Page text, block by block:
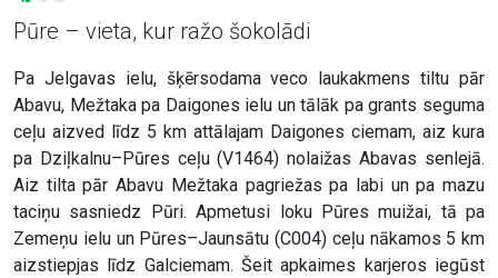
Pūre – vieta, kur ražo šokolādi
Pa Jelgavas ielu, šķērsodama veco laukakmens tiltu pār
Abavu, Mežtaka pa Daigones ielu un tālāk pa grants seguma
ceļu aizved līdz 5 km attālajam Daigones ciemam, aiz kura
pa Dziļkalnu–Pūres ceļu (V1464) nolaižas Abavas senlejā.
Aiz tilta pār Abavu Mežtaka pagriežas pa labi un pa mazu
taciņu sasniedz Pūri. Apmetusi loku Pūres muižai, tā pa
Zemeņu ielu un Pūres–Jaunsātu (C004) ceļu nākamos 5 km
aizstiepjas līdz Galciemam. Šeit apkaimes karjeros iegūst